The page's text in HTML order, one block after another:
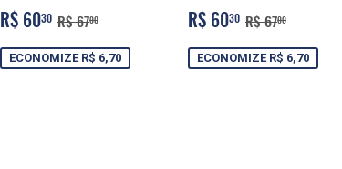
PREÇO
PROMOCIONAL
R$ 6030 R$
60,30
PREÇO NORMAL
R$ 6700
ECONOMIZE R$ 6,70
PREÇO
PROMOCIONAL
R$ 6030 R$
60,30
PREÇO NORMAL
R$ 6700
ECONOMIZE R$ 6,70